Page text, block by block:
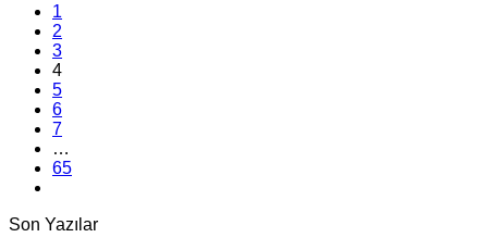
1
2
3
4
5
6
7
…
65
Son Yazılar